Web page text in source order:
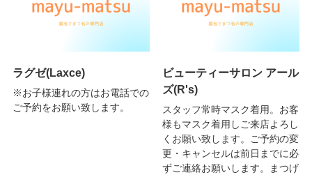
ラグゼ(Laxce)
※お子様連れの方はお電話での
ご予約をお願い致します。
ビューティーサロン アール
ズ(R's)
スタッフ常時マスク着用。お客
様もマスク着用しご来店よろし
くお願い致します。ご予約の変
更・キャンセルは前日までに必
ずご連絡お願いします。まつげ